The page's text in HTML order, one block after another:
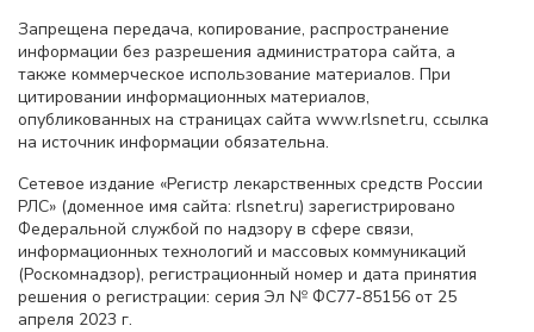
Запрещена передача, копирование, распространение
информации без разрешения администратора сайта, а
также коммерческое использование материалов. При
цитировании информационных материалов,
опубликованных на страницах сайта www.rlsnet.ru, ссылка
на источник информации обязательна.
Сетевое издание «Регистр лекарственных средств России
РЛС» (доменное имя сайта: rlsnet.ru) зарегистрировано
Федеральной службой по надзору в сфере связи,
информационных технологий и массовых коммуникаций
(Роскомнадзор), регистрационный номер и дата принятия
решения о регистрации: серия Эл № ФС77-85156 от 25
апреля 2023 г.